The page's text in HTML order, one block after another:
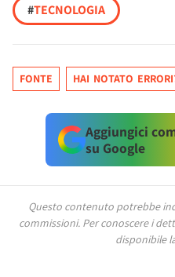
#TECNOLOGIA
FONTE HAI NOTATO
Aggiungici
su Google
Questo contenuto potrebbe
commissioni. Per conoscere i
disponibile